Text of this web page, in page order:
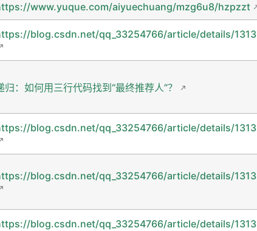
www.yuque.com/aiyuechuang/mzg6u8/hzpzzt
blog.csdn.net/qq_33254766/article/details/
归：如何用三行代码找到“最终推荐人”？
blog.csdn.net/qq_33254766/article/details/
blog.csdn.net/qq_33254766/article/details/
blog.csdn.net/qq_33254766/article/details/